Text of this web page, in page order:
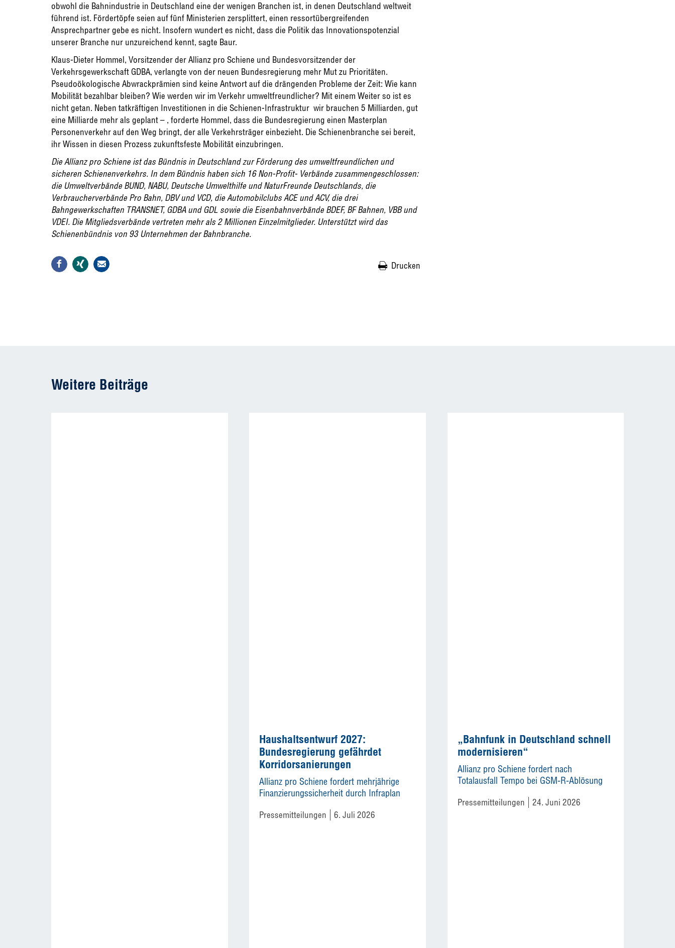
obwohl die Bahnindustrie in Deutschland eine der wenigen Branchen ist, in denen Deutschland weltweit
führend ist. Fördertöpfe seien auf fünf Ministerien zersplittert, einen ressortübergreifenden
Ansprechpartner gebe es nicht. Insofern wundert es nicht, dass die Politik das Innovationspotenzial
unserer Branche nur unzureichend kennt, sagte Baur.
Klaus-Dieter Hommel, Vorsitzender der Allianz pro Schiene und Bundesvorsitzender der
Verkehrsgewerkschaft GDBA, verlangte von der neuen Bundesregierung mehr Mut zu Prioritäten.
Pseudoökologische Abwrackprämien sind keine Antwort auf die drängenden Probleme der Zeit: Wie kann
Mobilität bezahlbar bleiben? Wie werden wir im Verkehr umweltfreundlicher? Mit einem Weiter so ist es
nicht getan. Neben tatkräftigen Investitionen in die Schienen-Infrastruktur  wir brauchen 5 Milliarden, gut
eine Milliarde mehr als geplant – , forderte Hommel, dass die Bundesregierung einen Masterplan
Personenverkehr auf den Weg bringt, der alle Verkehrsträger einbezieht. Die Schienenbranche sei bereit,
ihr Wissen in diesen Prozess zukunftsfeste Mobilität einzubringen.
Die Allianz pro Schiene ist das Bündnis in Deutschland zur Förderung des umweltfreundlichen und
sicheren Schienenverkehrs. In dem Bündnis haben sich 16 Non-Profit- Verbände zusammengeschlossen:
die Umweltverbände BUND, NABU, Deutsche Umwelthilfe und NaturFreunde Deutschlands, die
Verbraucherverbände Pro Bahn, DBV und VCD, die Automobilclubs ACE und ACV, die drei
Bahngewerkschaften TRANSNET, GDBA und GDL sowie die Eisenbahnverbände BDEF, BF Bahnen, VBB und
VDEI. Die Mitgliedsverbände vertreten mehr als 2 Millionen Einzelmitglieder. Unterstützt wird das
Schienenbündnis von 93 Unternehmen der Bahnbranche.
Drucken
Weitere Beiträge
Haushaltsentwurf 2027:
Bundesregierung gefährdet
Korridorsanierungen
Allianz pro Schiene fordert mehrjährige
Finanzierungssicherheit durch Infraplan
Pressemitteilungen 6. Juli 2026
„Bahnfunk in Deutschland schnell
modernisieren“
Allianz pro Schiene fordert nach
Totalausfall Tempo bei GSM-R-Ablösung
Pressemitteilungen 24. Juni 2026